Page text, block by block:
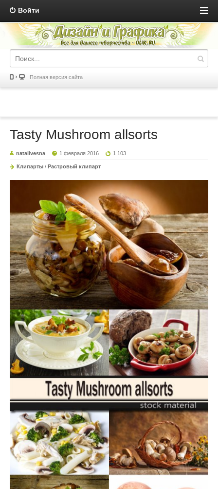
Войти
Полная версия сайта
Tasty Mushroom allsorts
natalivesna 1 февраля 2016 1 103
Клипарты / Растровый клипарт